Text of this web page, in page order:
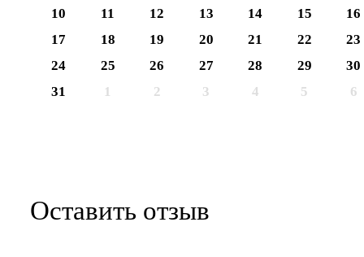
10 11 12 13 14 15
16
17
18 19 20 21 22
23
24
25 26 27 28 29
30
31
1 2 3 4 5 6
Оставить отзыв